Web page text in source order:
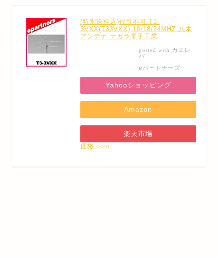
(特別送料込)代引不可 T3-
3VXX(T33VXX) 10/18/24MHZ 八木
アンテナ ナガラ電子工業
posted with カエレ
バ
eパートナーズ
Yahooショッピング
Amazon
楽天市場
価格.com